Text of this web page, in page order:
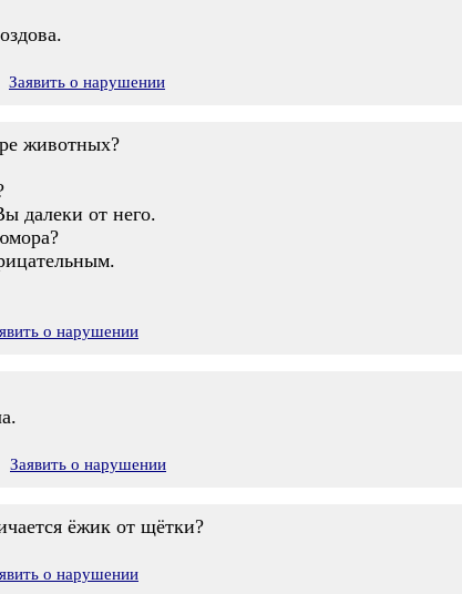
Заявить о нарушении
животных?
далеки от него.
о нарушении
Заявить о нарушении
ёжик от щётки?
о нарушении